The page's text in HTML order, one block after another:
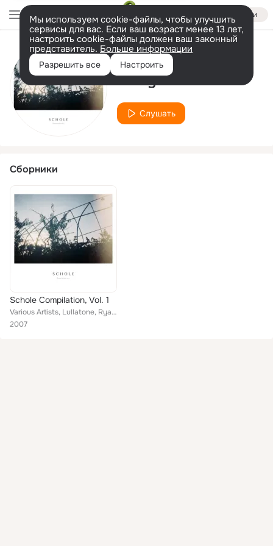
Войти
Мы используем cookie-файлы, чтобы улучшить
сервисы для вас. Если ваш возраст менее 13 лет,
настроить cookie-файлы должен ваш законный
представитель. Больше информации
Разрешить все Настроить
Исполнитель
Cokiyu
Слушать
Сборники
Schole Compilation, Vol. 1
Various Artists, Lullatone, Ryan Francesconi, .tape., haruka nakamura, Dom Mino', Cokiyu, Daisuke Miyatani, Familiar Trees, Chan...
2007